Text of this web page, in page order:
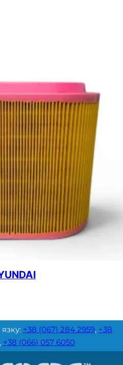
+38 (067) 284 2959, +38
, +38 (066) 057 6050